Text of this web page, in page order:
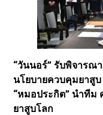
“วันนอร์” รับพิจารณ
นโยบายควบคุมยาสู
“หมอประกิต” นำทีม
ยาสูบโลก